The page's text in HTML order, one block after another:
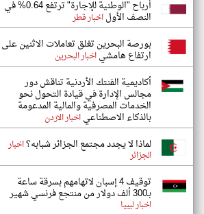
أرباح "الوطنية للإجارة" ترتفع 0.64% في
النصف الأولاخبار قطر
بورصة البحرين تغلق تعاملات الاثنين على
ارتفاع هامشياخبار البحرين
أكاديمية الفنتك الأردنية تناقش دور
مجالس الإدارة في قيادة التحول نحو
الخدمات المصرفية والمالية المدعومة
بالذكاء الاصطناعياخبار الاردن
لماذا لا يجدد مجتمع الجزائر شبابه؟اخبار
الجزائر
توقيف 4 إسبان لاتهامهم بسرقة ساعة
بـ300 ألف دولار من منتجع فرنسي شهير
اخبار ليبيا